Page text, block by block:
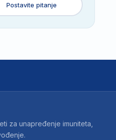
Postavite pitanje
za unapređenje imuniteta,